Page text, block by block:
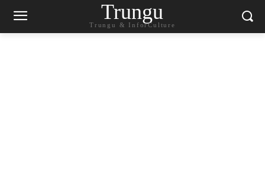
Trungu
Trungu & InforCulture